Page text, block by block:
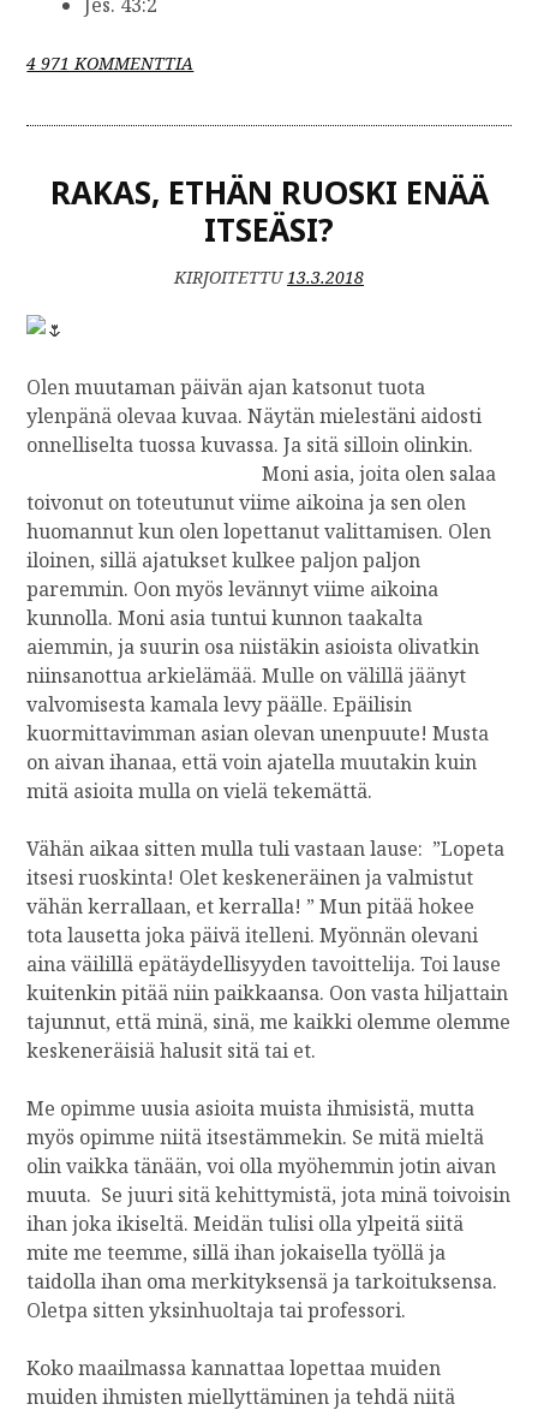
4 971 KOMMENTTIA
K
E
I
H
K
E
RAKAS, ETHÄN RUOSKI ENÄÄ
ITSEÄSI?
KIRJOITETTU 13.3.2018
Olen muutaman päivän ajan katsonut tuota
ylenpänä olevaa kuvaa. Näytän mielestäni aidosti
onnelliselta tuossa kuvassa. Ja sitä silloin olinkin.
Moni asia, joita olen salaa
toivonut on toteutunut viime aikoina ja sen olen
huomannut kun olen lopettanut valittamisen. Olen
iloinen, sillä ajatukset kulkee paljon paljon
paremmin. Oon myös levännyt viime aikoina
kunnolla. Moni asia tuntui kunnon taakalta
aiemmin, ja suurin osa niistäkin asioista olivatkin
niinsanottua arkielämää. Mulle on välillä jäänyt
valvomisesta kamala levy päälle. Epäilisin
kuormittavimman asian olevan unenpuute! Musta
on aivan ihanaa, että voin ajatella muutakin kuin
mitä asioita mulla on vielä tekemättä.
Vähän aikaa sitten mulla tuli vastaan lause: ”Lopeta
itsesi ruoskinta! Olet keskeneräinen ja valmistut
vähän kerrallaan, et kerralla! ” Mun pitää hokee
tota lausetta joka päivä itelleni. Myönnän olevani
aina väilillä epätäydellisyyden tavoittelija. Toi lause
kuitenkin pitää niin paikkaansa. Oon vasta hiljattain
tajunnut, että minä, sinä, me kaikki olemme olemme
keskeneräisiä halusit sitä tai et.
Me opimme uusia asioita muista ihmisistä, mutta
myös opimme niitä itsestämmekin. Se mitä mieltä
olin vaikka tänään, voi olla myöhemmin jotin aivan
muuta. Se juuri sitä kehittymistä, jota minä toivoisin
ihan joka ikiseltä. Meidän tulisi olla ylpeitä siitä
mite me teemme, sillä ihan jokaisella työllä ja
taidolla ihan oma merkityksensä ja tarkoituksensa.
Oletpa sitten yksinhuoltaja tai professori.
Koko maailmassa kannattaa lopettaa muiden
muiden ihmisten miellyttäminen ja tehdä niitä